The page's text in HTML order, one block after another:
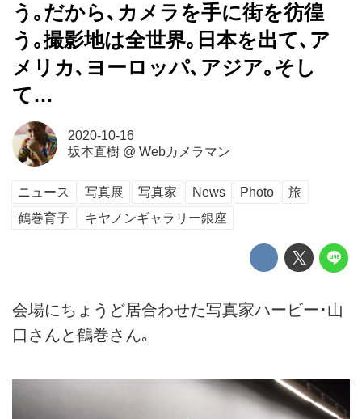
う｡だから､カメラを手に街を彷徨
う｡撮影地は全世界｡日本を出て､ア
メリカ､ヨーロッパ､アジア｡そし
て…
2020-10-16
坂本直樹@ Webカメラマン
ニュース 写真展 写真家 News Photo
旅
鶴巻育子
キヤノンギャラリー銀座
会場にちょうど居合わせた写真家ハービー･山
口さんと鶴巻さん｡